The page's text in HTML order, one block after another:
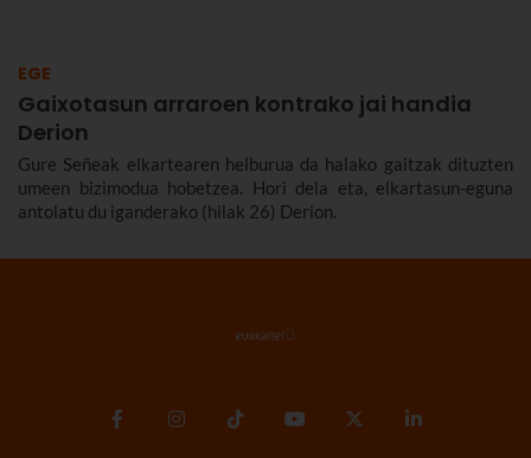
EGE
Gaixotasun arraroen kontrako jai handia
Derion
Gure Señeak elkartearen helburua da halako gaitzak dituzten
umeen bizimodua hobetzea. Hori dela eta, elkartasun-eguna
antolatu du iganderako (hilak 26) Derion.